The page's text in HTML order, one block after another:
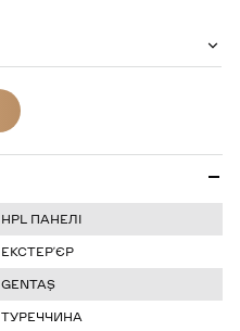
HPL ПАНЕЛІ
ЕКСТЕРʼЄР
GENTAŞ
ТУРЕЧЧИНА